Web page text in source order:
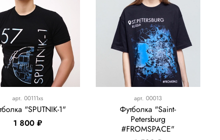
арт. 00111xs
"SPUTNIK-1"
1 800 ₽
арт. 00013
Футболка "Saint-
Petersburg
#FROMSPACE"